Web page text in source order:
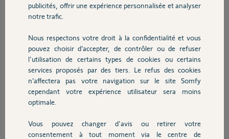
Domotique
Chauffage
Autres produits
Devis avec un pro
merci pour votre réponse
Alain S.
il y a environ 2 ans
Participer au fil de discussion
Réponses
publicités, offrir une expérience personnalisée et analyser
notre trafic.
Nous respectons votre droit à la confidentialité et vous
pouvez choisir d’accepter, de contrôler ou de refuser
l'utilisation de certains types de cookies ou certains
services proposés par des tiers. Le refus des cookies
n’affectera pas votre navigation sur le site Somfy
cependant votre expérience utilisateur sera moins
optimale.
Vous pouvez changer d'avis ou retirer votre
consentement à tout moment via le centre de